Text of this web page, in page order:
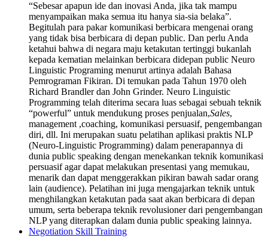
“Sebesar apapun ide dan inovasi Anda, jika tak mampu
menyampaikan maka semua itu hanya sia-sia belaka”.
Begitulah para pakar komunikasi berbicara mengenai orang
yang tidak bisa berbicara di depan public. Dan perlu Anda
ketahui bahwa di negara maju ketakutan tertinggi bukanlah
kepada kematian melainkan berbicara didepan public Neuro
Linguistic Programing menurut artinya adalah Bahasa
Pemrograman Fikiran. Di temukan pada Tahun 1970 oleh
Richard Brandler dan John Grinder. Neuro Linguistic
Programming telah diterima secara luas sebagai sebuah teknik
“powerful” untuk mendukung proses penjualan,Sales,
management ,coaching, komunikasi persuasif, pengembangan
diri, dll. Ini merupakan suatu pelatihan aplikasi praktis NLP
(Neuro-Linguistic Programming) dalam penerapannya di
dunia public speaking dengan menekankan teknik komunikasi
persuasif agar dapat melakukan presentasi yang memukau,
menarik dan dapat menggerakkan pikiran bawah sadar orang
lain (audience). Pelatihan ini juga mengajarkan teknik untuk
menghilangkan ketakutan pada saat akan berbicara di depan
umum, serta beberapa teknik revolusioner dari pengembangan
NLP yang diterapkan dalam dunia public speaking lainnya.
Negotiation Skill Training